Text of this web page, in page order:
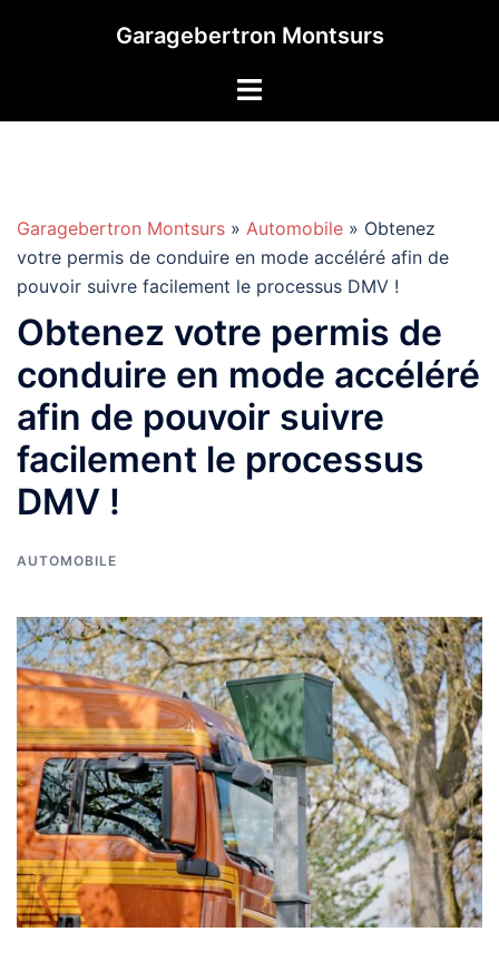
Garagebertron Montsurs
Garagebertron Montsurs » Automobile » Obtenez
votre permis de conduire en mode accéléré afin de
pouvoir suivre facilement le processus DMV !
Obtenez votre permis de
conduire en mode accéléré
afin de pouvoir suivre
facilement le processus
DMV !
AUTOMOBILE